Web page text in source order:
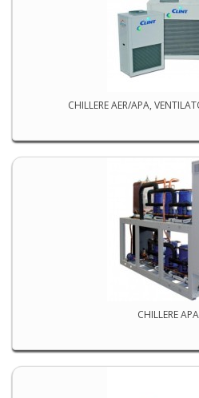
CHILLERE AER/APA,
CHILLERE